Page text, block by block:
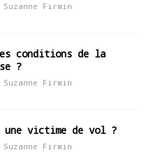
Suzanne Firmin
conditions de la
?
Suzanne Firmin
victime de vol ?
Suzanne Firmin